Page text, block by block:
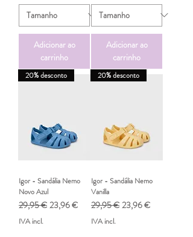
Adicionar ao
carrinho
Adicionar ao
carrinho
20% desconto
Igor - Sandália Nemo
Novo Azul
Preço normal
29,95 € Preço promocional
23,96 €
IVA incl.
20% desconto
Igor - Sandália Nemo
Vanilla
Preço normal
29,95 € Preço promocional
23,96 €
IVA incl.